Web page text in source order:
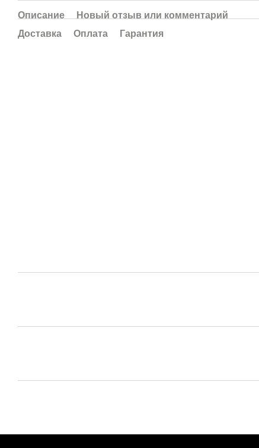
Описание
Новый отзыв или комментарий
Доставка
Оплата Гарантия